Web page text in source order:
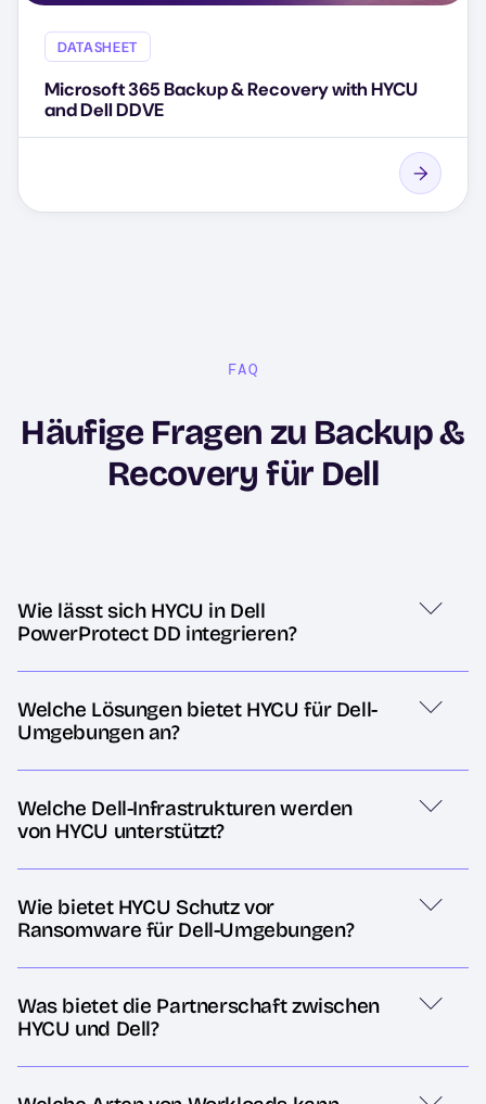
DATASHEET
Microsoft 365 Backup & Recovery with HYCU
and Dell DDVE
FAQ
Häufige Fragen zu Backup &
Recovery für Dell
Wie lässt sich HYCU in Dell
PowerProtect DD integrieren?
Welche Lösungen bietet HYCU für Dell-
Umgebungen an?
Welche Dell-Infrastrukturen werden
von HYCU unterstützt?
Wie bietet HYCU Schutz vor
Ransomware für Dell-Umgebungen?
Was bietet die Partnerschaft zwischen
HYCU und Dell?